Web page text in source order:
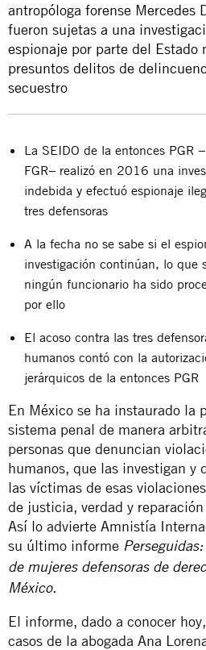
antropóloga forense Mercedes
fueron sujetas a una
espionaje por parte del Estado
presuntos delitos de
secuestro
La SEIDO de la entonces PGR
FGR– realizó en 2016 una
indebida y efectuó espionaje
tres defensoras
A la fecha no se sabe si el
investigación continúan, lo que
ningún funcionario ha sido
por ello
El acoso contra las tres
humanos contó con la
jerárquicos de la entonces PGR
En México se ha instaurado la
sistema penal de manera
personas que denuncian
humanos, que las investigan y
las víctimas de esas
de justicia, verdad y
Así lo advierte Amnistía
su último informe
de mujeres defensoras de
México.
El informe, dado a conocer
casos de la abogada Ana